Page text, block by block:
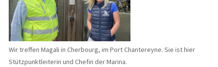
Wir treffen Magali in Cherbourg, im Port Chantereyne. Sie ist hier
Stützpunktleiterin und Chefin der Marina.